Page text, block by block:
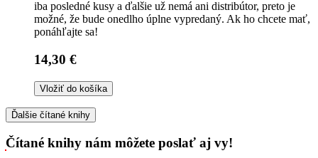
iba posledné kusy a ďalšie už nemá ani distribútor, preto je
možné, že bude onedlho úplne vypredaný. Ak ho chcete mať,
ponáhľajte sa!
14,30 €
Vložiť do košíka
Ďalšie čítané knihy
Čítané knihy nám môžete poslať aj vy!